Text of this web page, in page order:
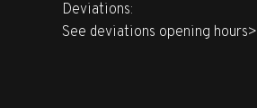
Deviations:
See deviations opening hours>